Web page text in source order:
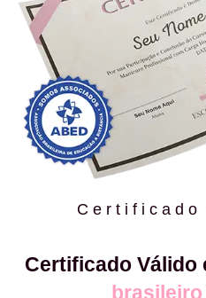
Certificado
Certificado Válido
brasileiro